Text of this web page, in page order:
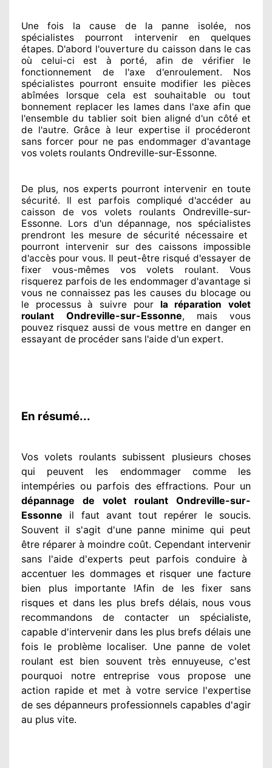
Une fois la cause de la panne isolée, nos
spécialistes pourront intervenir en quelques
étapes. D'abord l'ouverture du caisson dans le cas
où celui-ci est à porté, afin de vérifier le
fonctionnement de l'axe d'enroulement. Nos
spécialistes pourront ensuite modifier les pièces
abîmées lorsque cela est souhaitable ou tout
bonnement replacerles lames dans l'axe afin que
l'ensemble du tablier soit bien aligné d'un côté et
de l'autre. Grâce à leur expertiseil procéderont
sans forcer pourne pas endommagerd'avantage
vos volets roulants Ondreville-sur-Essonne.
De plus, nos expertspourront intervenir en toute
sécurité. Il est parfois compliquéd'accéder au
caisson de vos volets roulants Ondreville-sur-
Essonne. Lors d'un dépannage, nos spécialistes
prendront les mesure de sécurité nécessaireet
pourront intervenir sur des caissons impossible
d'accès pour vous. Il peut-être risquéd'essayer de
fixer vous-mêmes vos volets roulant. Vous
risquerez parfois de les endommagerd'avantage si
vous ne connaissez pas les causes du blocage ou
le processus à suivre pour la réparation volet
roulant Ondreville-sur-Essonne, mais vous
pouvez risquez aussi de vous mettre en danger en
essayant de procéder sans l'aide d'un expert.
En résumé...
Vos volets roulants subissent plusieurschoses
qui peuvent les endommagercomme les
intempéries ou parfois des effractions. Pour un
dépannage de volet roulant Ondreville-sur-
Essonne il faut avant tout repérer le soucis.
Souvent il s'agit d'une panne minime qui peut
être réparer à moindre coût. Cependant intervenir
sans l'aide d'experts peut parfois conduire à
accentuer les dommageset risquer une facture
bien plus importante !Afin de les fixer sans
risques et dans les plus brefsdélais, nous vous
recommandons de contacterun spécialiste,
capable d'intervenir dans les plus brefs délais une
fois le problèmelocaliser. Une panne de volet
roulant est bien souvent très ennuyeuse, c'est
pourquoi notre entreprise vous propose une
action rapide et met à votre servicel'expertise
de ses dépanneurs professionnels capables d'agir
au plus vite.